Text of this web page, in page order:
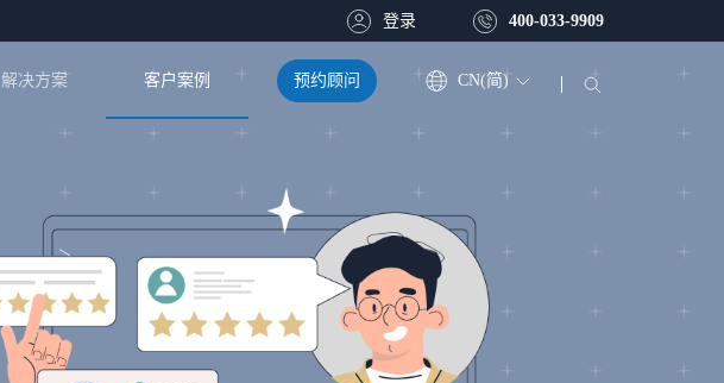
登录 400-033-9909
解决方案 客户案例 预约顾问 CN(简)